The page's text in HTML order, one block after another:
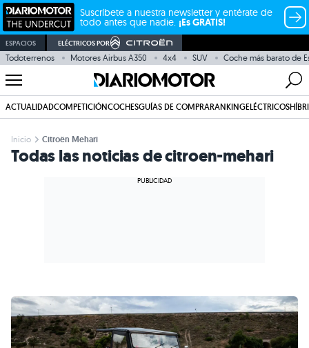
Suscríbete a nuestra newsletter y entérate de
todo antes que nadie. ¡Es GRATIS!
ESPACIOS ELÉCTRICOS POR
Todoterrenos Motores Airbus A350 4x4 SUV Coche más barato de
ACTUALIDADCOMPETICIÓNCOCHESGUÍAS DE COMPRARANKINGELÉCTRICOS
Inicio Citroën Mehari
Todas las noticias de citroen-mehari